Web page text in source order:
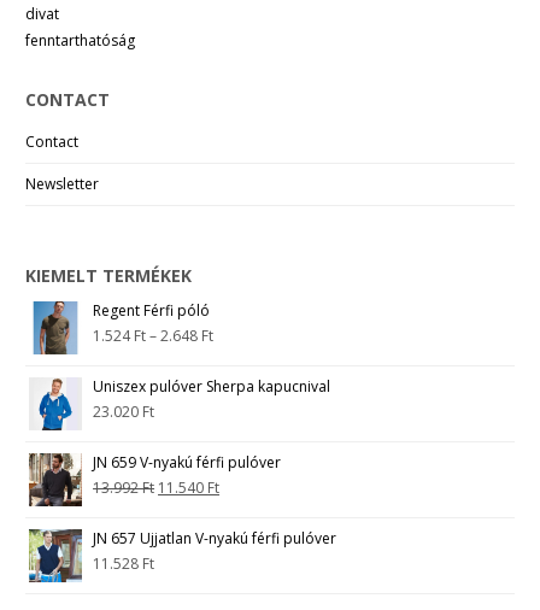
divat
fenntarthatóság
CONTACT
Contact
Newsletter
KIEMELT TERMÉKEK
Regent Férfi póló
1.524Ft–2.648 Ft
Uniszex pulóver Sherpa kapucnival
23.020 Ft
JN 659 V-nyakú férfi pulóver
13.992Ft 11.540 Ft
JN 657 Ujjatlan V-nyakú férfi pulóver
11.528 Ft